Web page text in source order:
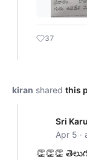
37
kiran shared this
Sri
Apr 5 ·
👏👏👏